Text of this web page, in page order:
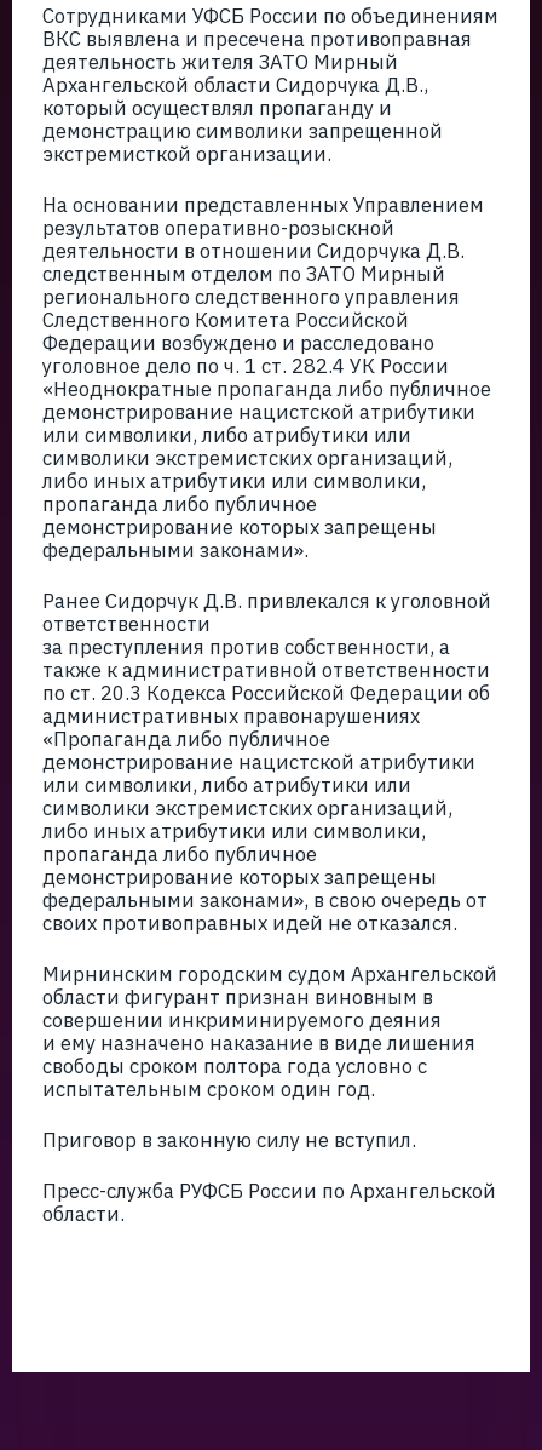
Сотрудниками УФСБ России по объединениям
ВКС выявлена и пресечена противоправная
деятельность жителя ЗАТО Мирный
Архангельской области Сидорчука Д.В.,
который осуществлял пропаганду и
демонстрацию символики запрещенной
экстремисткой организации.
На основании представленных Управлением
результатов оперативно-розыскной
деятельности в отношении Сидорчука Д.В.
следственным отделом по ЗАТО Мирный
регионального следственного управления
Следственного Комитета Российской
Федерации возбуждено и расследовано
уголовное дело по ч. 1 ст. 282.4 УК России
«Неоднократные пропаганда либо публичное
демонстрирование нацистской атрибутики
или символики, либо атрибутики или
символики экстремистских организаций,
либо иных атрибутики или символики,
пропаганда либо публичное
демонстрирование которых запрещены
федеральными законами».
Ранее Сидорчук Д.В. привлекался к уголовной
ответственности
за преступления против собственности, а
также к административной ответственности
по ст. 20.3 Кодекса Российской Федерации об
административных правонарушениях
«Пропаганда либо публичное
демонстрирование нацистской атрибутики
или символики, либо атрибутики или
символики экстремистских организаций,
либо иных атрибутики или символики,
пропаганда либо публичное
демонстрирование которых запрещены
федеральными законами», в свою очередь от
своих противоправных идей не отказался.
Мирнинским городским судом Архангельской
области фигурант признан виновным в
совершении инкриминируемого деяния
и ему назначено наказание в виде лишения
свободы сроком полтора года условно с
испытательным сроком один год.
Приговор в законную силу не вступил.
Пресс-служба РУФСБ России по Архангельской
области.